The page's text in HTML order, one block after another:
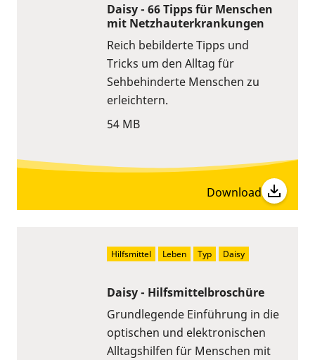
Daisy - 66 Tipps für Menschen
mit Netzhauterkrankungen
Reich bebilderte Tipps und
Tricks um den Alltag für
Sehbehinderte Menschen zu
erleichtern.
54 MB
Download
Daisy - Hilfsmittelbroschüre
Grundlegende Einführung in die
optischen und elektronischen
Alltagshilfen für Menschen mit
Hilfsmittel Leben Typ Daisy